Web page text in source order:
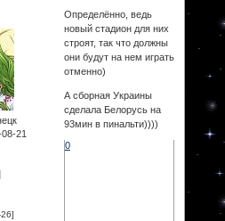
08-21
Определённо, ведь
новый стадион для них
строят, так что должны
они будут на нем играть
отменно)
А сборная Украины
сделала Белорусь на
93мин в пинальти))))
0